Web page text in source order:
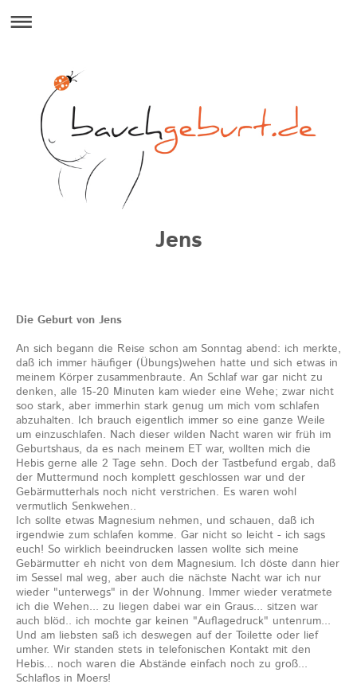
Jens
Die Geburt von Jens
An sich begann die Reise schon am Sonntag abend: ich merkte,
daß ich immer häufiger (Übungs)wehen hatte und sich etwas in
meinem Körper zusammenbraute. An Schlaf war gar nicht zu
denken, alle 15-20 Minuten kam wieder eine Wehe; zwar nicht
soo stark, aber immerhin stark genug um mich vom schlafen
abzuhalten. Ich brauch eigentlich immer so eine ganze Weile
um einzuschlafen. Nach dieser wilden Nacht waren wir früh im
Geburtshaus, da es nach meinem ET war, wollten mich die
Hebis gerne alle 2 Tage sehn. Doch der Tastbefund ergab, daß
der Muttermund noch komplett geschlossen war und der
Gebärmutterhals noch nicht verstrichen. Es waren wohl
vermutlich Senkwehen..
Ich sollte etwas Magnesium nehmen, und schauen, daß ich
irgendwie zum schlafen komme. Gar nicht so leicht - ich sags
euch! So wirklich beeindrucken lassen wollte sich meine
Gebärmutter eh nicht von dem Magnesium. Ich döste dann hier
im Sessel mal weg, aber auch die nächste Nacht war ich nur
wieder "unterwegs" in der Wohnung. Immer wieder veratmete
ich die Wehen... zu liegen dabei war ein Graus... sitzen war
auch blöd.. ich mochte gar keinen "Auflagedruck" untenrum...
Und am liebsten saß ich deswegen auf der Toilette oder lief
umher. Wir standen stets in telefonischen Kontakt mit den
Hebis... noch waren die Abstände einfach noch zu groß...
Schlaflos in Moers!